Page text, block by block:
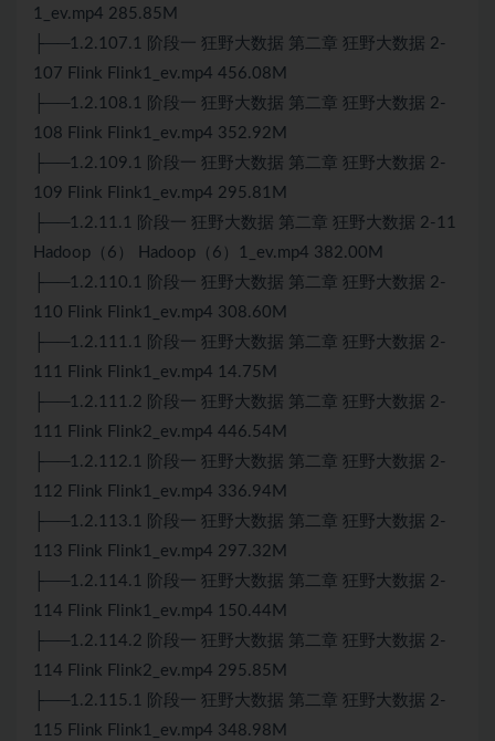
1_ev.mp4 285.85M
├──1.2.107.1 阶段一 狂野大数据 第二章 狂野大数据 2-
107 Flink Flink1_ev.mp4 456.08M
├──1.2.108.1 阶段一 狂野大数据 第二章 狂野大数据 2-
108 Flink Flink1_ev.mp4 352.92M
├──1.2.109.1 阶段一 狂野大数据 第二章 狂野大数据 2-
109 Flink Flink1_ev.mp4 295.81M
├──1.2.11.1 阶段一 狂野大数据 第二章 狂野大数据 2-11
Hadoop（6） Hadoop（6）1_ev.mp4 382.00M
├──1.2.110.1 阶段一 狂野大数据 第二章 狂野大数据 2-
110 Flink Flink1_ev.mp4 308.60M
├──1.2.111.1 阶段一 狂野大数据 第二章 狂野大数据 2-
111 Flink Flink1_ev.mp4 14.75M
├──1.2.111.2 阶段一 狂野大数据 第二章 狂野大数据 2-
111 Flink Flink2_ev.mp4 446.54M
├──1.2.112.1 阶段一 狂野大数据 第二章 狂野大数据 2-
112 Flink Flink1_ev.mp4 336.94M
├──1.2.113.1 阶段一 狂野大数据 第二章 狂野大数据 2-
113 Flink Flink1_ev.mp4 297.32M
├──1.2.114.1 阶段一 狂野大数据 第二章 狂野大数据 2-
114 Flink Flink1_ev.mp4 150.44M
├──1.2.114.2 阶段一 狂野大数据 第二章 狂野大数据 2-
114 Flink Flink2_ev.mp4 295.85M
├──1.2.115.1 阶段一 狂野大数据 第二章 狂野大数据 2-
115 Flink Flink1_ev.mp4 348.98M